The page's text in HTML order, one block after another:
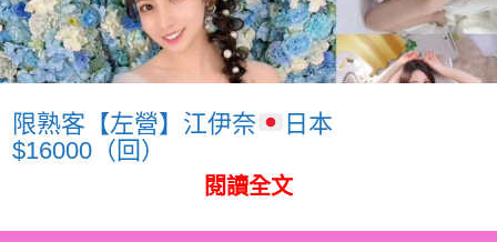
限熟客【左營】江伊奈
日本
$16000（回）
閱讀全文